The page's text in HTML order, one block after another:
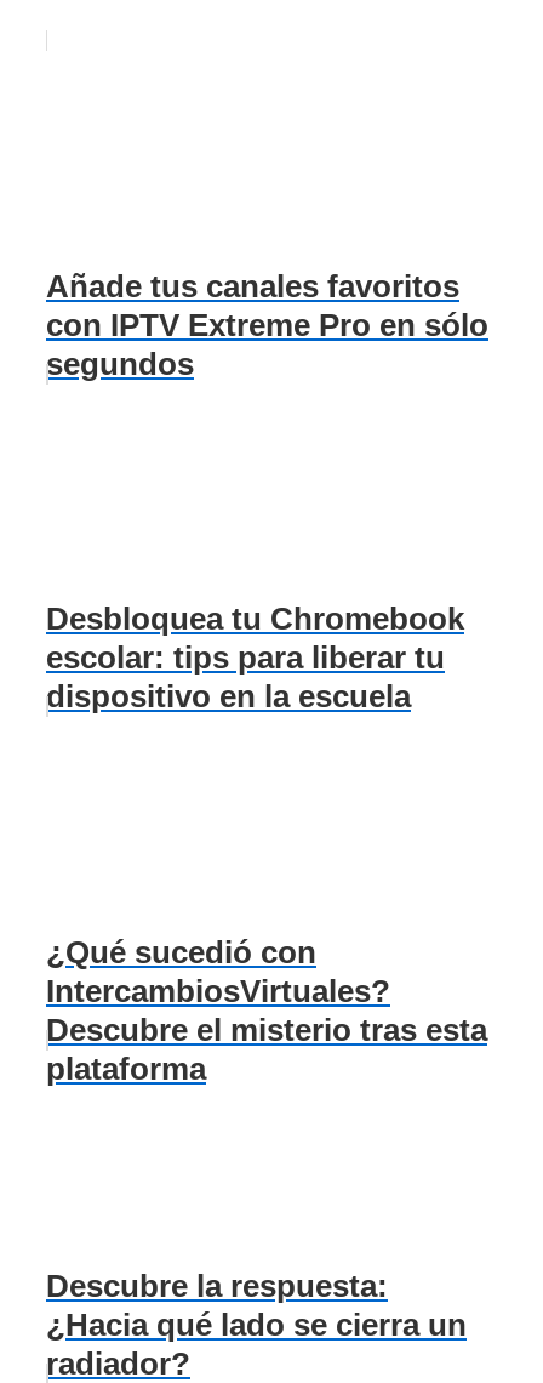
Añade tus canales favoritos
con IPTV Extreme Pro en sólo
segundos
Desbloquea tu Chromebook
escolar: tips para liberar tu
dispositivo en la escuela
¿Qué sucedió con
IntercambiosVirtuales?
Descubre el misterio tras esta
plataforma
Descubre la respuesta:
¿Hacia qué lado se cierra un
radiador?